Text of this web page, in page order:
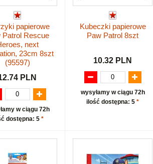
papierowe
Patrol Rescue
next
23cm 8szt
(95597)
PLN
w ciągu 72h
dostępna: 5 *
Kubeczki papierowe
Paw Patrol 8szt
10.32 PLN
wysyłamy w ciągu 72h
ilość dostępna: 5 *